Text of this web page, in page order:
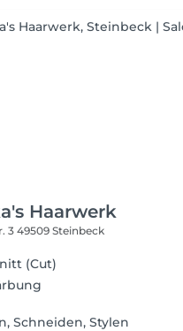
Haarwerk
3 49509 Steinbeck
(Cut)
Schneiden, Stylen